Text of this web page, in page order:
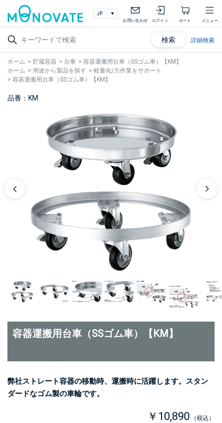
お問い合わせ ログイン カート メニュー
検索 詳細検索
ホーム > 貯蔵容器 > 台車 > 容器運搬用台車（SSゴム車）【KM】
ホーム > 用途から製品を探す > 軽量化/力作業をサポート
> 容器運搬用台車（SSゴム車）【KM】
品番：KM
容器運搬用台車（SSゴム車）【KM】
弊社ストレート容器の移動時、運搬時に活躍します。スタン
ダードなゴム製の車輪です。
￥10,890 （税込）